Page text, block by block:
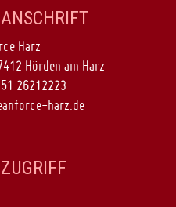
Harz
Hörden am Harz
26212223
harz.de